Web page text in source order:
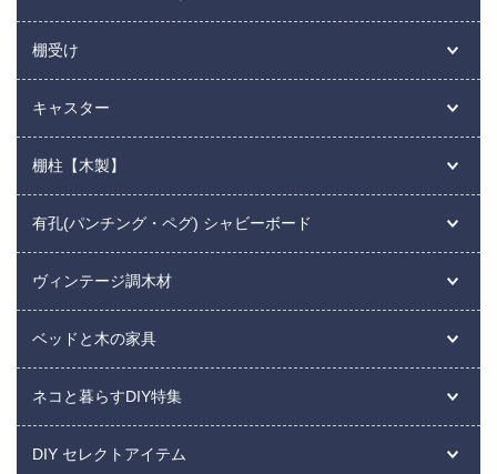
棚受け
キャスター
棚柱【木製】
有孔(パンチング・ペグ) シャビーボード
ヴィンテージ調木材
ベッドと木の家具
ネコと暮らすDIY特集
DIY セレクトアイテム